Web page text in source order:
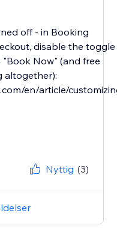
off - in Booking
disable the toggle
"Book Now" (and free
altogether):
en/article/
Nyttig (3)